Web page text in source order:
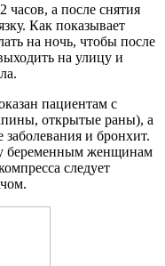
часов, а после снятия
Как показывает
на ночь, чтобы после
на улицу и
пациентам с
открытые раны), а
и бронхит.
беременным женщинам
следует